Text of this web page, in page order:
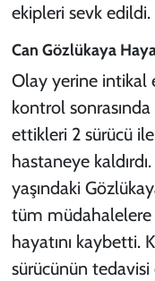
ekipleri sevk edildi.
Can Gözlükaya
Olay yerine intikal
kontrol sonrasında
ettikleri 2 sürücü
hastaneye
yaşındaki
tüm müdahalelere
hayatını kaybetti.
sürücünün tedavisi